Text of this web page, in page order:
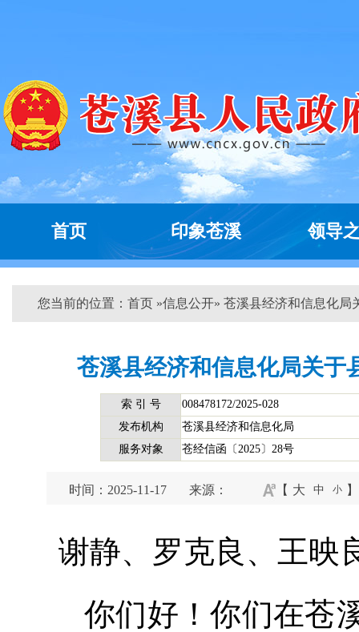
首页 印象苍溪 领导
您当前的位置： 首页 »信息公开» 苍溪县经济和信息化局
苍溪县经济和信息化局关于
索 引 号
008478172/2025-028
发布机构
苍溪县经济和信息化局
服务对象
苍经信函〔2025〕28号
时间：2025-11-17 来源： 【 大 中 小 】
谢静、罗克良、王映
你们好！你们在苍